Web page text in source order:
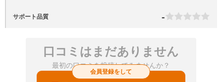
サポート品質 -
口コミはまだありません
最初の口コミを投稿してみませんか？
会員登録をして